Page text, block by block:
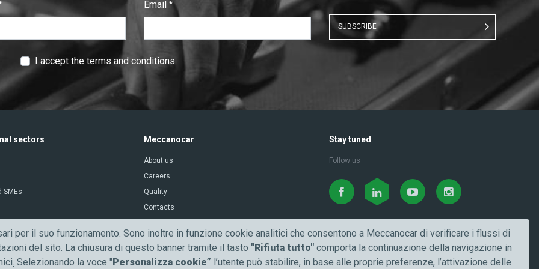
Email
:
0/ 280
SUBSCRIBE
I accept the terms and conditions
sectors
SMEs
Meccanocar
About us
Careers
Quality
Contacts
Communication
Stay tuned
Follow us
per il suo funzionamento. Sono inoltre in funzione cookie analitici che consentono a Meccanocar di verificare i flussi di
del sito. La chiusura di questo banner tramite il tasto "Rifiuta tutto"comporta la continuazione della navigazione in
. Selezionando la voce "Personalizza cookie” l’utente può stabilire, in base alle proprie preferenze, l’attivazione delle